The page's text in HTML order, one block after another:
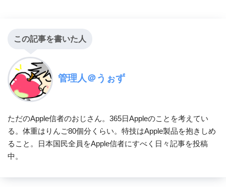
この記事を書いた人
管理人＠うぉず
ただのApple信者のおじさん。365日Appleのことを考えてい
る。体重はりんご80個分くらい。特技はApple製品を抱きしめ
ること。日本国民全員をApple信者にすべく日々記事を投稿
中。